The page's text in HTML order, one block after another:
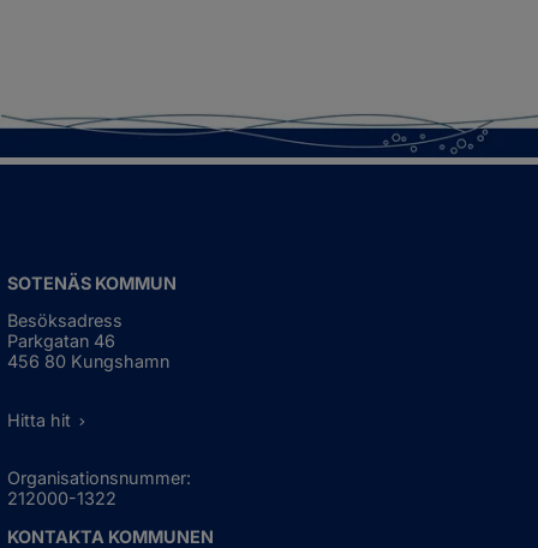
SOTENÄS KOMMUN
Besöksadress
Parkgatan 46
456 80 Kungshamn
Hitta hit
Organisationsnummer:
212000-1322
KONTAKTA KOMMUNEN